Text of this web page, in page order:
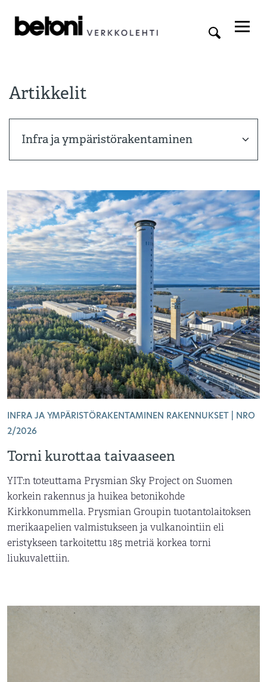
Artikkelit
INFRA JA YMPÄRISTÖRAKENTAMINEN RAKENNUKSET | NRO
2/2026
Torni kurottaa taivaaseen
YIT:n toteuttama Prysmian Sky Project on Suomen
korkein rakennus ja huikea betonikohde
Kirkkonummella. Prysmian Groupin tuotantolaitoksen
merikaapelien valmistukseen ja vulkanointiin eli
eristykseen tarkoitettu 185 metriä korkea torni
liukuvalettiin.